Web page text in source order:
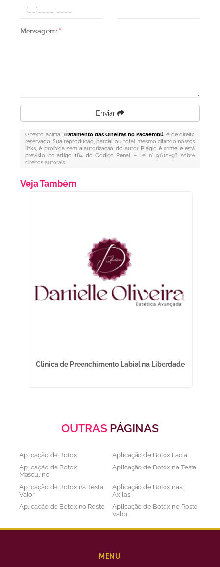
Mensagem: *
Enviar
O texto acima "Tratamento das Olheiras no Pacaembú" é de direito
reservado. Sua reprodução, parcial ou total, mesmo citando nossos
links, é proibida sem a autorização do autor. Plágio é crime e está
previsto no artigo 184 do Código Penal. – Lei n° 9.610-98 sobre
direitos autorais.
Veja Também
Clinica de Preenchimento Labial na Liberdade
OUTRAS PÁGINAS
Aplicação de Botox
Aplicação de Botox Facial
Aplicação de Botox
Masculino
Aplicação de Botox na Testa
Aplicação de Botox na Testa
Valor
Aplicação de Botox nas
Axilas
Aplicação de Botox no Rosto
Aplicação de Botox no Rosto
Valor
Aplicação de Botox nos
Aplicação de Botox Preço
Barriga
MENU